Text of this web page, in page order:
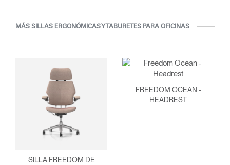
MÁS SILLAS ERGONÓMICAS Y TABURETES PARA OFICINAS
SILLA FREEDOM DE
FREEDOM OCEAN -
HEADREST